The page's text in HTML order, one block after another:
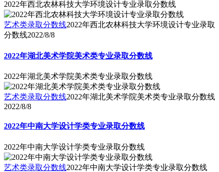
2022年西北农林科技大学环境设计专业录取分数线
艺术类录取分数线2022年西北农林科技大学环境设计专业录取
分数线2022/8/8
2022年湖北美术学院美术类专业录取分数线
2022年湖北美术学院美术类专业录取分数线
艺术类录取分数线2022年湖北美术学院美术类专业录取分数线
2022/8/8
2022年中南大学设计学类专业录取分数线
2022年中南大学设计学类专业录取分数线
艺术类录取分数线2022年中南大学设计学类专业录取分数线